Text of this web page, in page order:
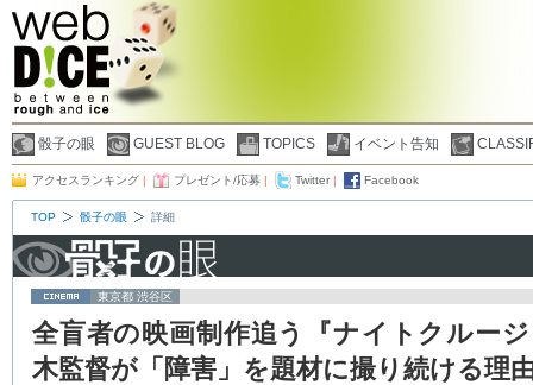
骰子の眼 GUEST BLOG TOPICS イベント告知
アクセスランキング | プレゼント/応募 | Twitter | Facebook
TOP 骰子の眼 詳細
東京都 渋谷区
全盲者の映画制作追う『ナイトクルー
木監督が「障害」を題材に撮り続ける理